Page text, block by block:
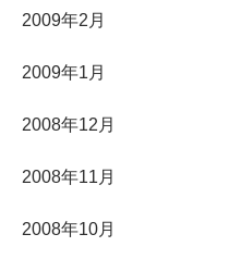
2009年2月
2009年1月
2008年12月
2008年11月
2008年10月